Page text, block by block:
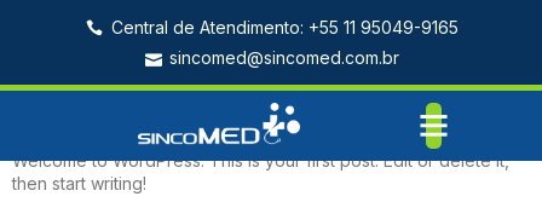
Central de Atendimento: +55 11 95049-9165
sincomed@sincomed.com.br
Hello world!
Welcome to WordPress. This is your first post. Edit or delete it,
then start writing!